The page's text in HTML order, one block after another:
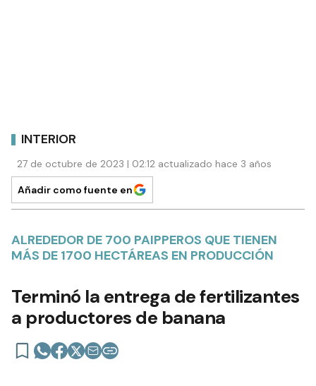
INTERIOR
27 de octubre de 2023 | 02:12 actualizado hace 3 años
Añadir como fuente en
ALREDEDOR DE 700 PAIPPEROS QUE TIENEN
MÁS DE 1700 HECTÁREAS EN PRODUCCIÓN
Terminó la entrega de fertilizantes
a productores de banana